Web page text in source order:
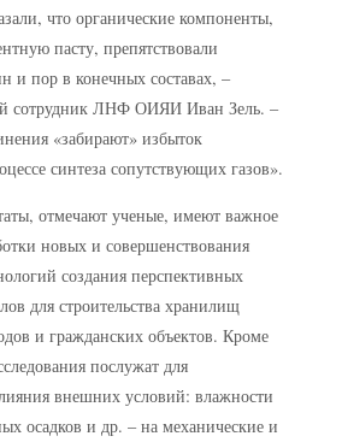
что органические компоненты,
пасту, препятствовали
и пор в конечных составах, –
сотрудник ЛНФ ОИЯИ Иван Зель. –
«забирают» избыток
синтеза сопутствующих газов».
отмечают ученые, имеют важное
новых и совершенствования
создания перспективных
для строительства хранилищ
и гражданских объектов. Кроме
послужат для
внешних условий: влажности
осадков и др. – на механические и